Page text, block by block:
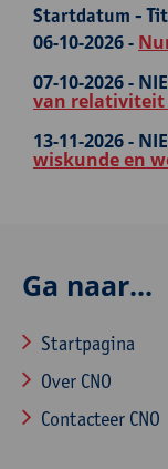
Startdatum -
06-10-2026 -
07-10-2026 -
van relativiteit
13-11-2026 -
wiskunde en
Ga naar...
Startpagina
Over CNO
Contacteer CNO